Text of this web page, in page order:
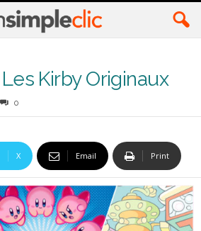
Kirby Originaux
0
X Email Print